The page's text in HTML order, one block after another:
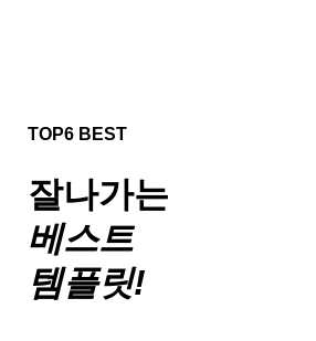
TOP6 BEST
잘나가는
베스트
템플릿!